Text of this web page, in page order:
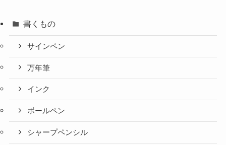
書くもの
サインペン
万年筆
インク
ボールペン
シャープペンシル